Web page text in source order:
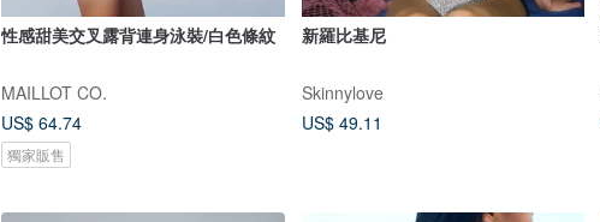
性感甜美交叉露背連身泳裝/白色條紋
MAILLOT CO.
US$ 64.74
獨家販售
新羅比基尼
Skinnylove
US$ 49.11